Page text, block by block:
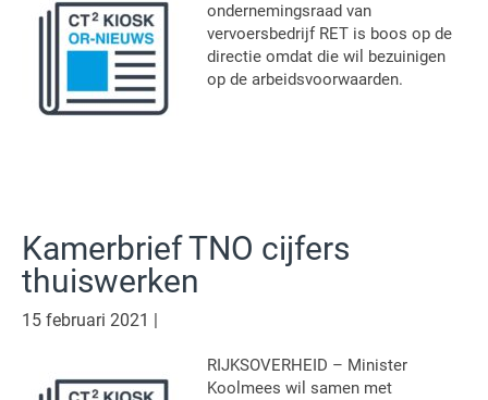
ondernemingsraad van
vervoersbedrijf RET is boos op de
directie omdat die wil bezuinigen
op de arbeidsvoorwaarden.
Kamerbrief TNO cijfers
thuiswerken
15 februari 2021 |
RIJKSOVERHEID – Minister
Koolmees wil samen met